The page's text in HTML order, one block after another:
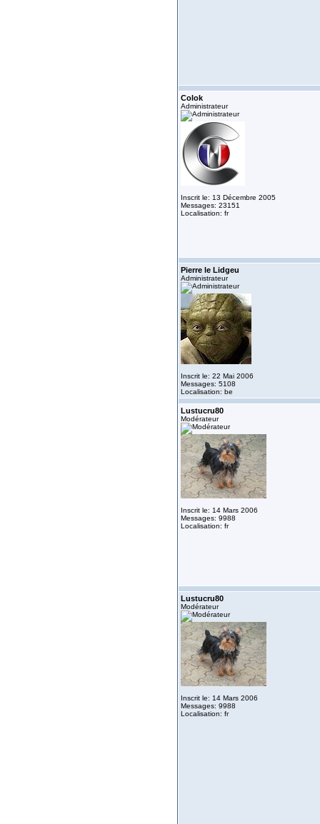
Colok
Administrateur
Inscrit le: 13 Décembre 2005
Messages: 23151
Localisation: fr
Pierre le Lidgeu
Administrateur
Inscrit le: 22 Mai 2006
Messages: 5108
Localisation: be
Lustucru80
Modérateur
Inscrit le: 14 Mars 2006
Messages: 9988
Localisation: fr
Lustucru80
Modérateur
Inscrit le: 14 Mars 2006
Messages: 9988
Localisation: fr